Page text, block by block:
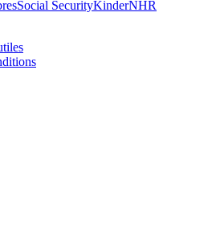
Social SecurityKinderNHR